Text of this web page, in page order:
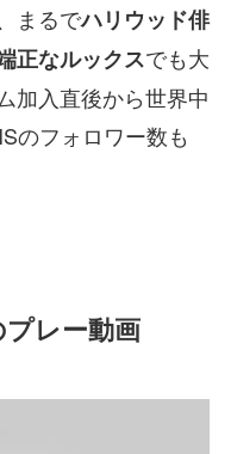
まるでハリウッド俳
正なルックスでも大
加入直後から世界中
のフォロワー数も
レー動画